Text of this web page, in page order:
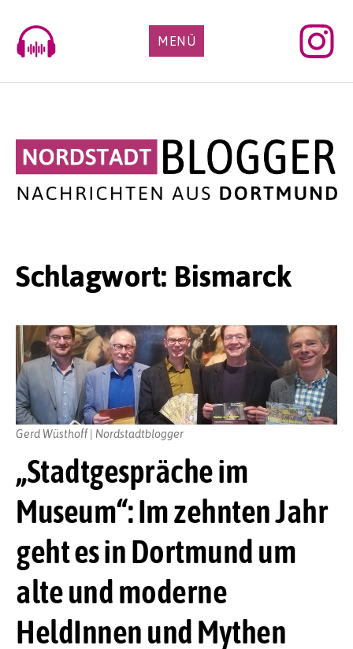
content
MENÜ
Schlagwort: Bismarck
„Stadtgespräche im
Museum“: Im zehnten Jahr
geht es in Dortmund um
alte und moderne
HeldInnen und Mythen
Gerd Wüsthoff | Nordstadtblogger